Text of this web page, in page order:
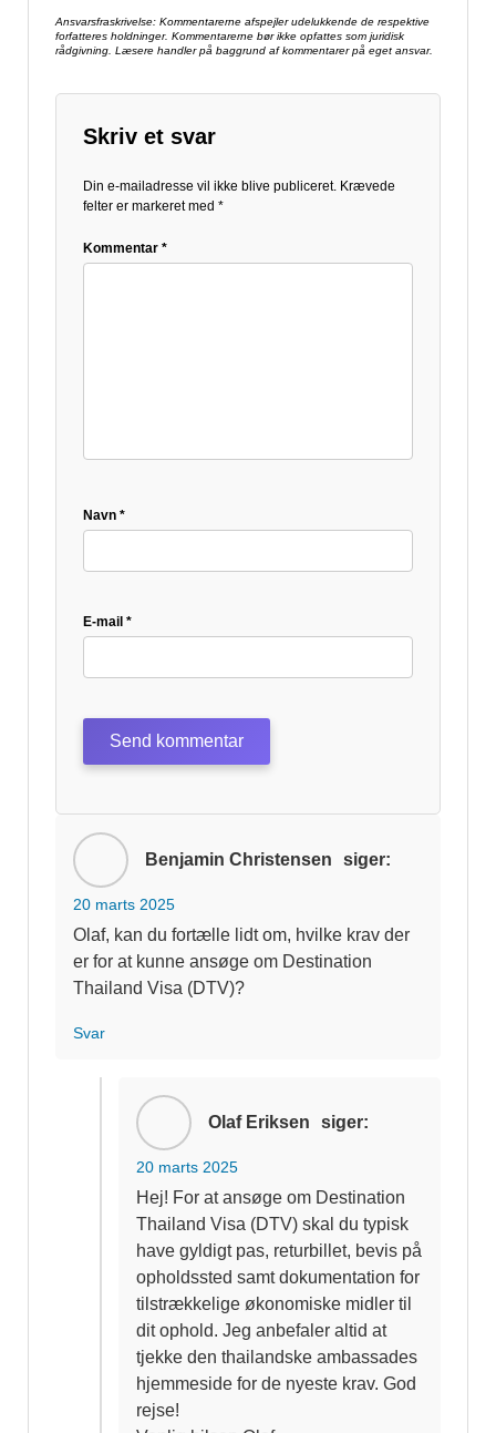
Benjamin Christensen siger:
20 marts 2025
Olaf, kan du fortælle lidt om, hvilke krav der
er for at kunne ansøge om Destination
Thailand Visa (DTV)?
Svar
Olaf Eriksen siger:
20 marts 2025
Hej! For at ansøge om Destination
Thailand Visa (DTV) skal du typisk
have gyldigt pas, returbillet, bevis på
opholdssted samt dokumentation for
tilstrækkelige økonomiske midler til
dit ophold. Jeg anbefaler altid at
tjekke den thailandske ambassades
hjemmeside for de nyeste krav. God
rejse!
Skriv et svar
Din e-mailadresse vil ikke blive publiceret. Krævede
felter er markeret med *
Kommentar *
Navn *
E-mail *
Ansvarsfraskrivelse: Kommentarerne afspejler udelukkende de respektive
forfatteres holdninger. Kommentarerne bør ikke opfattes som juridisk
rådgivning. Læsere handler på baggrund af kommentarer på eget ansvar.